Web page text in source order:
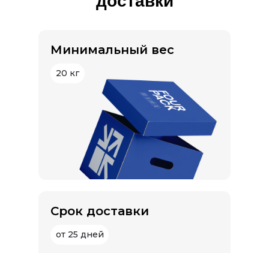
Минимальный вес
20 кг
Срок доставки
от 25 дней